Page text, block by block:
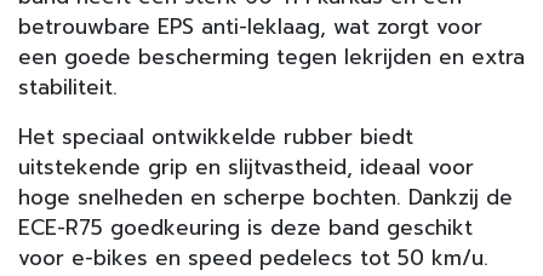
betrouwbare EPS anti-leklaag, wat zorgt voor
een goede bescherming tegen lekrijden en extra
stabiliteit.
Het speciaal ontwikkelde rubber biedt
uitstekende grip en slijtvastheid, ideaal voor
hoge snelheden en scherpe bochten. Dankzij de
ECE-R75 goedkeuring is deze band geschikt
voor e-bikes en speed pedelecs tot 50 km/u.